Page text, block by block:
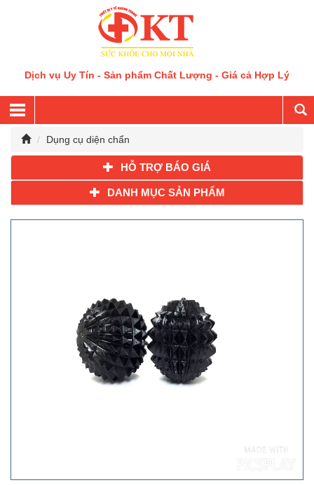
Dịch vụ Uy Tín - Sản phẩm Chất Lượng - Giá cả Hợp Lý
Dụng cụ diện chẩn
HỖ TRỢ BÁO GIÁ
DANH MỤC SẢN PHẨM